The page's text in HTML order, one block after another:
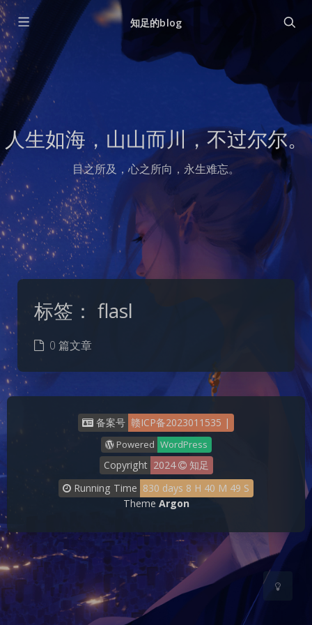
知足的blog
人生如海，山山而川，不过尔尔。
目之所及，心之所向，永生难忘。
Sans Serif
关闭 日落 暗化 灰度
标签： flasl
0 篇文章
备案号 赣ICP备2023011535 |
Powered WordPress
Copyright 2024
知足
Running Time 830 days 8 H 40 M 49 S
Theme Argon